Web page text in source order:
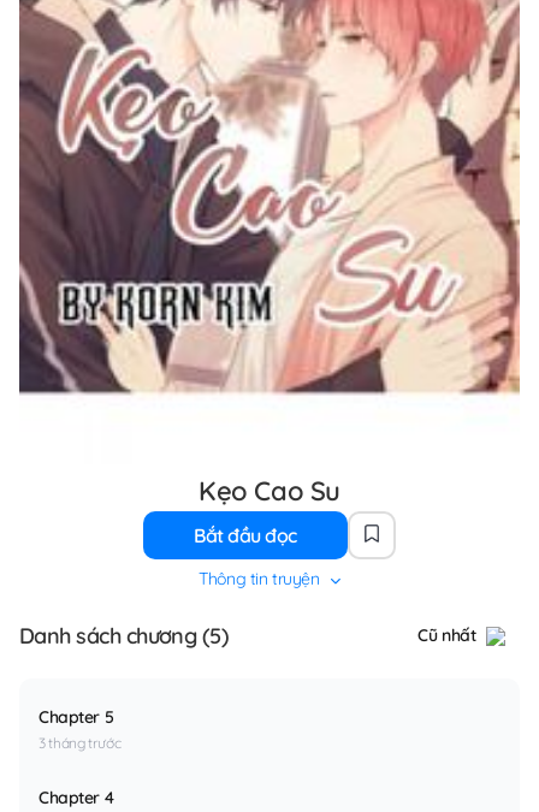
Kẹo Cao Su
Bắt đầu đọc
Thông tin truyện
Danh sách chương (5) Cũ nhất
Chapter 5
3 tháng trước
Chapter 4